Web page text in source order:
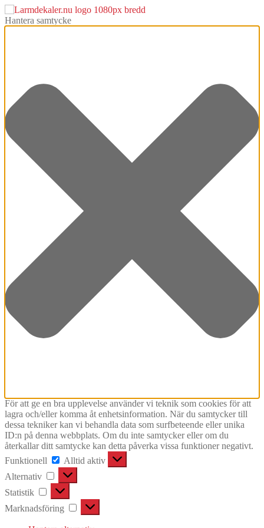
Hantera samtycke
För att ge en bra upplevelse använder vi teknik som cookies för att
lagra och/eller komma åt enhetsinformation. När du samtycker till
dessa tekniker kan vi behandla data som surfbeteende eller unika
ID:n på denna webbplats. Om du inte samtycker eller om du
återkallar ditt samtycke kan detta påverka vissa funktioner negativt.
Funktionell
Funktionell
Alltid aktiv
Alternativ
Alternativ
Statistik Statistik
Marknadsföring Marknadsföring